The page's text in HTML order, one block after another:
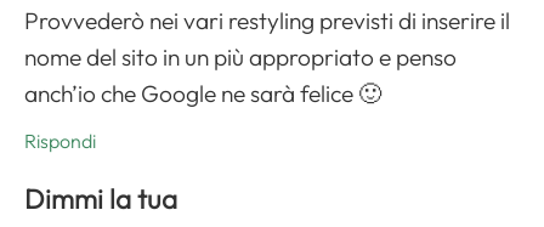
Provvederò nei vari restyling previsti di inserire il
nome del sito in un più appropriato e penso
anch’io che Google ne sarà felice 🙂
Rispondi
Dimmi la tua